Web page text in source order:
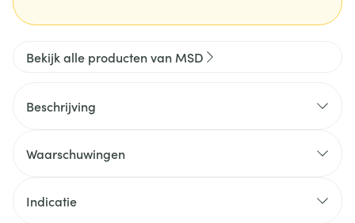
Bekijk alle producten van MSD
Beschrijving
Waarschuwingen
Indicatie